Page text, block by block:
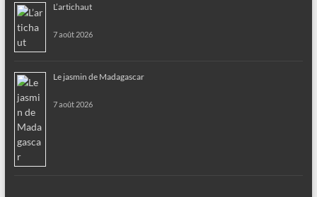
L’artichaut
7 août 2026
Le jasmin de Madagascar
7 août 2026